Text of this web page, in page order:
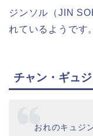
ジンソル（JIN
れているようです。
チャン・ギュ
おれのキュジ